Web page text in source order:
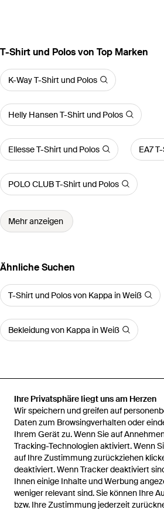
Ihre Privatsphäre liegt uns am Herzen
Wir speichern und greifen auf
Daten zum Browsingverhalten oder
Ihrem Gerät zu. Wenn Sie auf
Tracking-Technologien aktiviert. Wenn
auf Ihre Zustimmung zurückziehen
deaktiviert. Wenn Tracker deaktiviert
Ihnen einige Inhalte und Werbung
weniger relevant sind. Sie können Ihre
bzw. Ihre Zustimmung jederzeit
T-Shirt und Polos von Top Marken
K-Way T-Shirt und Polos
Helly Hansen T-Shirt und Polos
Ellesse T-Shirt und Polos EA7
POLO CLUB T-Shirt und Polos
Mehr anzeigen
Ähnliche Suchen
T-Shirt und Polos von Kappa in Weiß
Bekleidung von Kappa in Weiß
Startseite Herren T-Shirt und Polos
Shirt Nhisso 351S5Mw Regular Fit
Hilfe und Informationen